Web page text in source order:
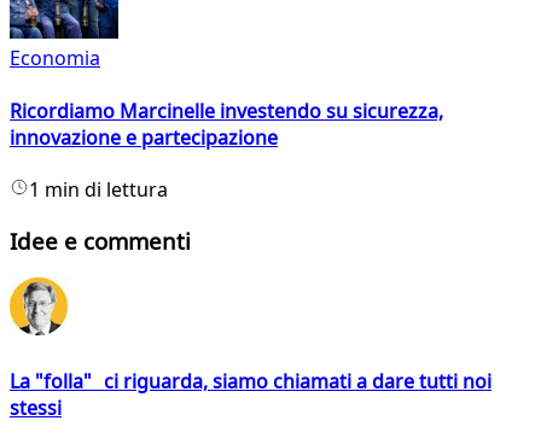
Economia
Ricordiamo Marcinelle investendo su sicurezza,
innovazione e partecipazione
1 min di lettura
Idee e commenti
La "folla" ci riguarda, siamo chiamati a dare tutti noi
stessi